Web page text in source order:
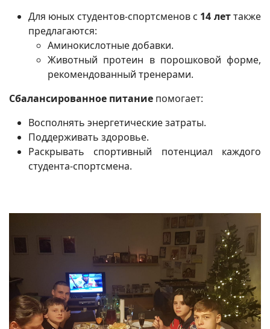
Для юных студентов-спортсменов с 14 леттакже
предлагаются:
Аминокислотные добавки.
Животный протеин в порошковой форме,
рекомендованный тренерами.
Сбалансированное питание помогает:
Восполнять энергетические затраты.
Поддерживать здоровье.
Раскрывать спортивный потенциал каждого
студента-спортсмена.